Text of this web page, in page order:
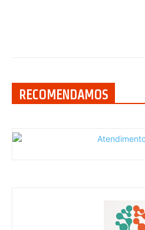
RECOMENDAMOS